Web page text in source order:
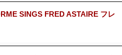
SINGS FRED ASTAIRE フレ